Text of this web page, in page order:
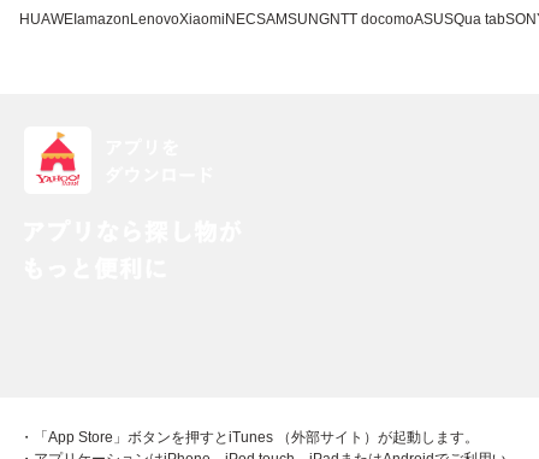
HUAWEI amazon LenovoXiaomi NECSAMSUNGNTT docomoASUSQua tab
・「App Store」ボタンを押すとiTunes （外部サイト）が起動します。